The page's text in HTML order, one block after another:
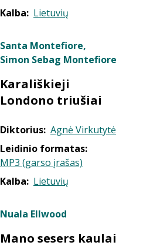
Kalba: Lietuvių
Santa Montefiore,
Simon Sebag Montefiore
Karališkieji
Londono triušiai
Diktorius: Agnė Virkutytė
Leidinio formatas:
MP3 (garso įrašas)
Kalba: Lietuvių
Nuala Ellwood
Mano sesers kaulai